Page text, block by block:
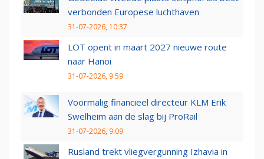
verbonden Europese luchthaven
31-07-2026, 10:37
LOT opent in maart 2027 nieuwe route
naar Hanoi
31-07-2026, 9:59
Voormalig financieel directeur KLM Erik
Swelheim aan de slag bij ProRail
31-07-2026, 9:09
Rusland trekt vliegvergunning Izhavia in